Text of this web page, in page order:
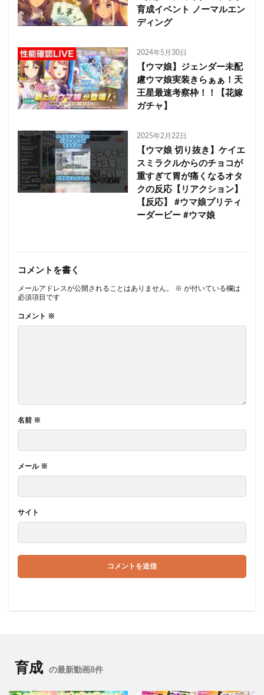
育成イベント ノーマルエン
ディング
2024年5月30日
【ウマ娘】ジェンダー未配
慮ウマ娘実装きらぁぁ！天
王星最速考察枠！！【花嫁
ガチャ】
2025年2月22日
【ウマ娘 切り抜き】ケイエ
スミラクルからのチョコが
重すぎて胃が痛くなるオタ
クの反応【リアクション】
【反応】 #ウマ娘プリティ
ーダービー #ウマ娘
コメントを書く
メールアドレスが公開されることはありません。 ※ が付いている欄は
必須項目です
コメント ※
名前 ※
メール ※
サイト
育成 の最新動画8件